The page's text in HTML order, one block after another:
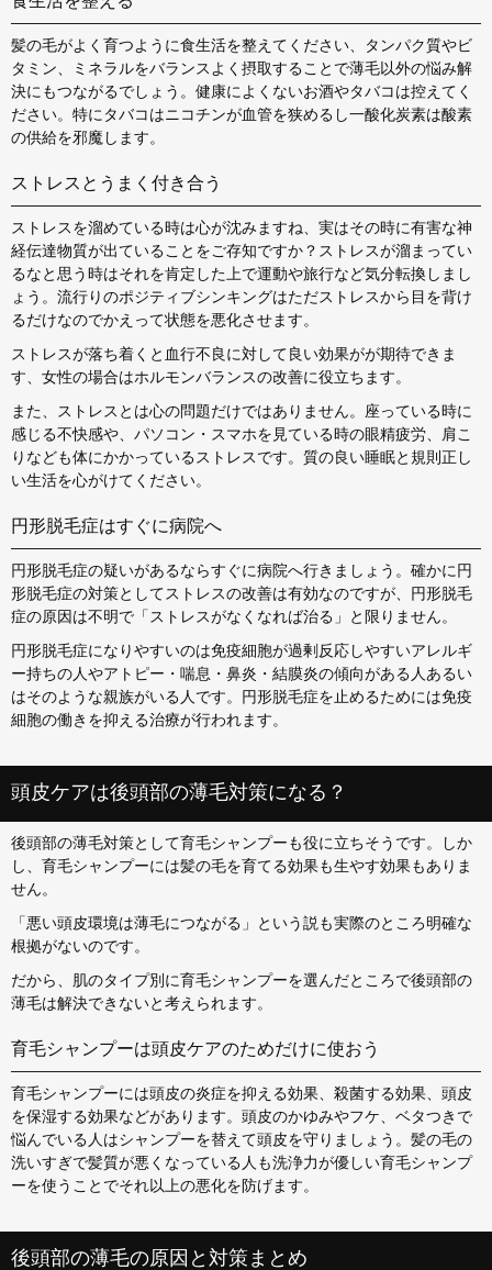
髪の毛がよく育つように食生活を整えてください、タンパク質やビ
タミン、ミネラルをバランスよく摂取することで薄毛以外の悩み解
決にもつながるでしょう。健康によくないお酒やタバコは控えてく
ださい。特にタバコはニコチンが血管を狭めるし一酸化炭素は酸素
の供給を邪魔します。
ストレスとうまく付き合う
ストレスを溜めている時は心が沈みますね、実はその時に有害な神
経伝達物質が出ていることをご存知ですか？ストレスが溜まってい
るなと思う時はそれを肯定した上で運動や旅行など気分転換しまし
ょう。流行りのポジティブシンキングはただストレスから目を背け
るだけなのでかえって状態を悪化させます。
ストレスが落ち着くと血行不良に対して良い効果がが期待できま
す、女性の場合はホルモンバランスの改善に役立ちます。
また、ストレスとは心の問題だけではありません。座っている時に
感じる不快感や、パソコン・スマホを見ている時の眼精疲労、肩こ
りなども体にかかっているストレスです。質の良い睡眠と規則正し
い生活を心がけてください。
円形脱毛症はすぐに病院へ
円形脱毛症の疑いがあるならすぐに病院へ行きましょう。確かに円
形脱毛症の対策としてストレスの改善は有効なのですが、円形脱毛
症の原因は不明で「ストレスがなくなれば治る」と限りません。
円形脱毛症になりやすいのは免疫細胞が過剰反応しやすいアレルギ
ー持ちの人やアトピー・喘息・鼻炎・結膜炎の傾向がある人あるい
はそのような親族がいる人です。円形脱毛症を止めるためには免疫
細胞の働きを抑える治療が行われます。
頭皮ケアは後頭部の薄毛対策になる？
後頭部の薄毛対策として育毛シャンプーも役に立ちそうです。しか
し、育毛シャンプーには髪の毛を育てる効果も生やす効果もありま
せん。
「悪い頭皮環境は薄毛につながる」という説も実際のところ明確な
根拠がないのです。
だから、肌のタイプ別に育毛シャンプーを選んだところで後頭部の
薄毛は解決できないと考えられます。
育毛シャンプーは頭皮ケアのためだけに使おう
育毛シャンプーには頭皮の炎症を抑える効果、殺菌する効果、頭皮
を保湿する効果などがあります。頭皮のかゆみやフケ、ベタつきで
悩んでいる人はシャンプーを替えて頭皮を守りましょう。髪の毛の
洗いすぎで髪質が悪くなっている人も洗浄力が優しい育毛シャンプ
ーを使うことでそれ以上の悪化を防げます。
後頭部の薄毛の原因と対策まとめ